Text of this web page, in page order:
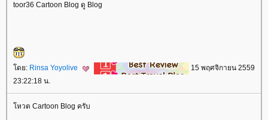
toor36 Cartoon Blog ดู Blog
ดย: Rinsa Yoyolive
15 พฤศจิกายน 2559
23:22:18 น.
หวต Cartoon Blog ครับ